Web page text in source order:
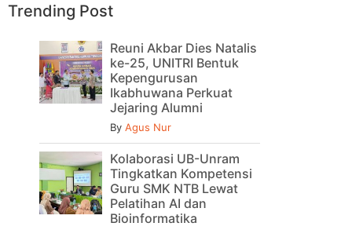
Trending Post
Reuni Akbar Dies Natalis
ke-25, UNITRI Bentuk
Kepengurusan
Ikabhuwana Perkuat
Jejaring Alumni
By Agus Nur
Kolaborasi UB-Unram
Tingkatkan Kompetensi
Guru SMK NTB Lewat
Pelatihan AI dan
Bioinformatika